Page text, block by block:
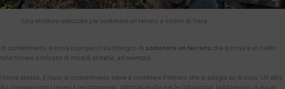
Una struttura realizzata per sostenere un terreno a rischio di frana
di contenimento si trova ovunque ci sia bisogno di sostenere un terreno che si trova a un livello
trovare a ridosso di moduli abitativi, ad esempio.
nome stesso, il muro di contenimento serve a contenere il terreno che si adagia su di esso. Un altro
comune sono i terreni a terrazzamenti, utilizzati anche per le coltivazioni, laddove non ci sia un